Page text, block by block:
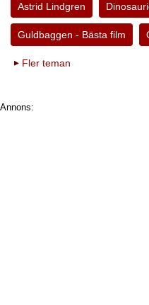
Astrid Lindgren
Guldbaggen - Bästa film
Fler teman
Annons: